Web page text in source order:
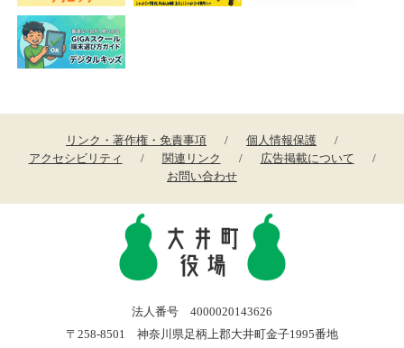
リンク・著作権・免責事項
個人情報保護
アクセシビリティ
関連リンク
広告掲載について
お問い合わせ
法人番号 4000020143626
〒258-8501 神奈川県足柄上郡大井町金子1995番地